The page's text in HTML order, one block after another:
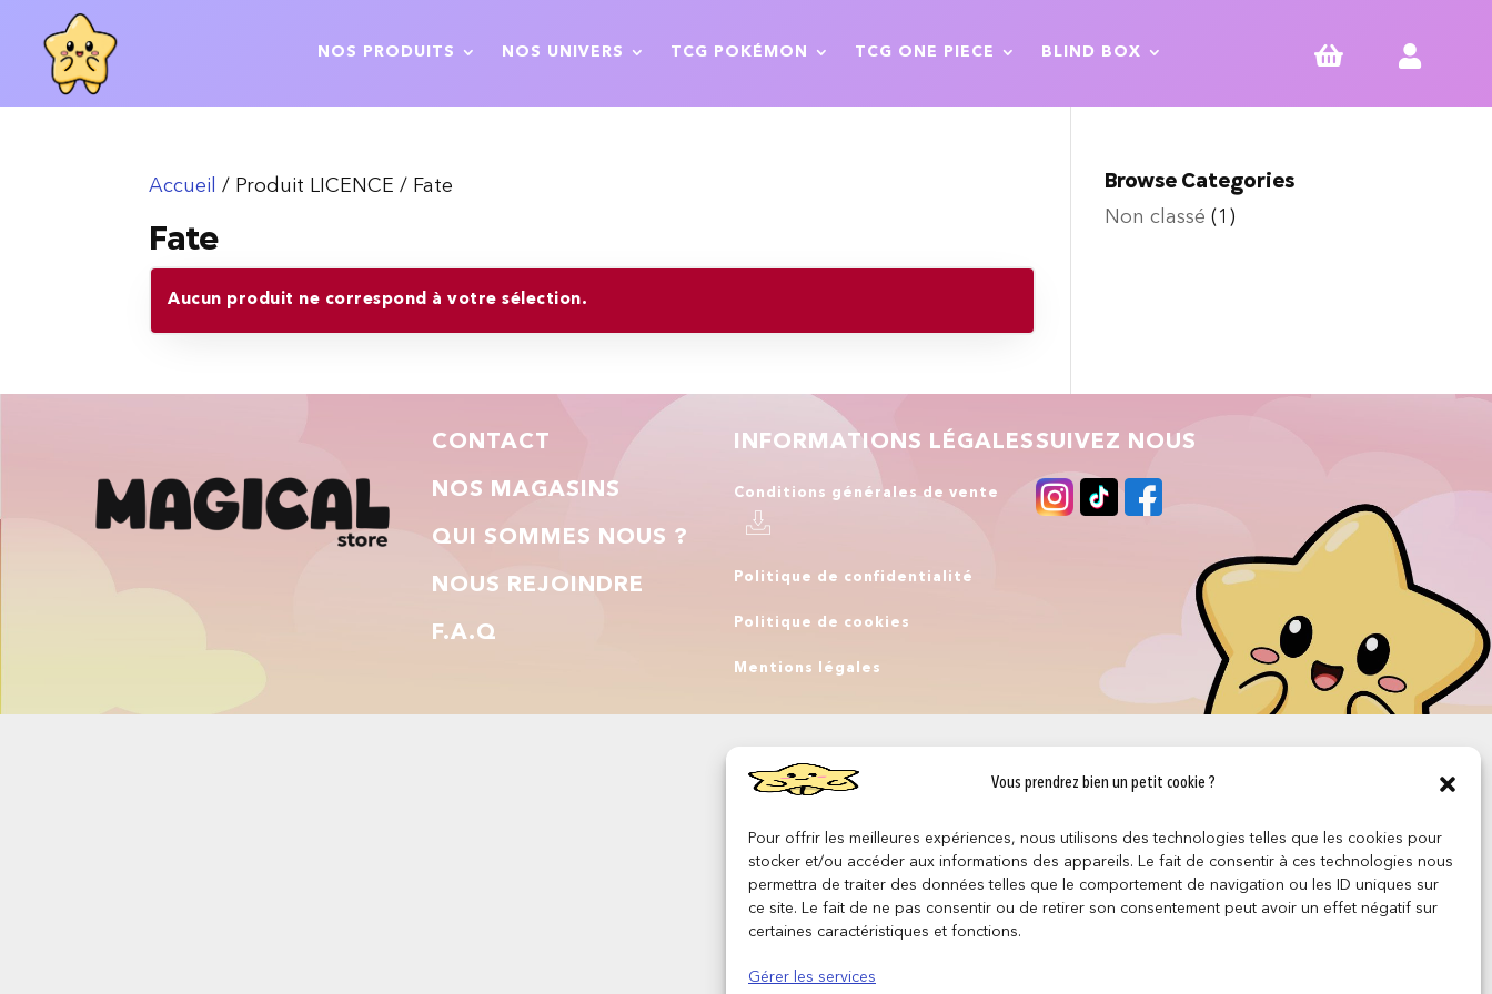
Vous prendrez bien un petit cookie ?
Pour offrir les meilleures expériences, nous utilisons des technologies telles que les cookies pour
stocker et/ou accéder aux informations des appareils. Le fait de consentir à ces technologies nous
permettra de traiter des données telles que le comportement de navigation ou les ID uniques sur
ce site. Le fait de ne pas consentir ou de retirer son consentement peut avoir un effet négatif sur
certaines caractéristiques et fonctions.
Gérer les services
NOS PRODUITS NOS UNIVERS TCG POKÉMON TCG ONE PIECE BLIND BOX  
Accueil / Produit LICENCE / Fate
Fate
Aucun produit ne correspond à votre sélection.
Browse Categories
Non classé (1)
CONTACT
NOS MAGASINS
QUI SOMMES NOUS ?
NOUS REJOINDRE
F.A.Q
INFORMATIONS LÉGALES
Conditions générales de vente
Politique de confidentialité
Politique de cookies
Mentions légales
SUIVEZ NOUS